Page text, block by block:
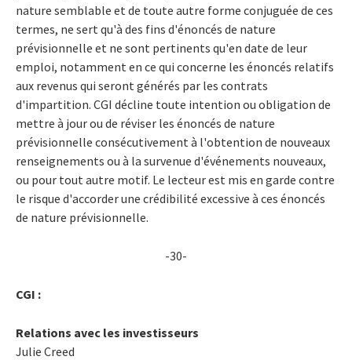
nature semblable et de toute autre forme conjuguée de ces
termes, ne sert qu'à des fins d'énoncés de nature
prévisionnelle et ne sont pertinents qu'en date de leur
emploi, notamment en ce qui concerne les énoncés relatifs
aux revenus qui seront générés par les contrats
d'impartition. CGI décline toute intention ou obligation de
mettre à jour ou de réviser les énoncés de nature
prévisionnelle consécutivement à l'obtention de nouveaux
renseignements ou à la survenue d'événements nouveaux,
ou pour tout autre motif. Le lecteur est mis en garde contre
le risque d'accorder une crédibilité excessive à ces énoncés
de nature prévisionnelle.
-30-
CGI :
Relations avec les investisseurs
Julie Creed